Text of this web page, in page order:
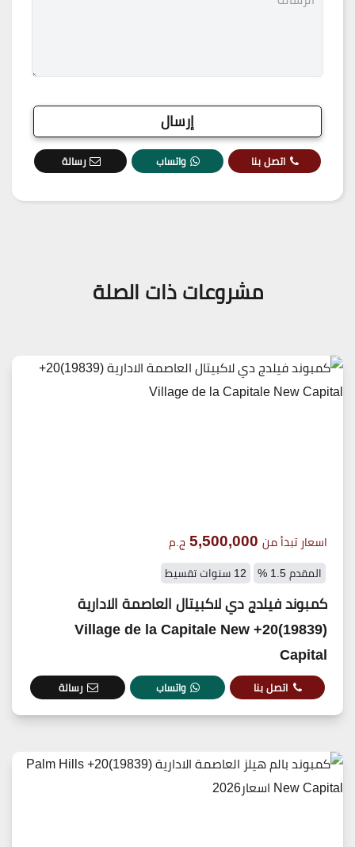
اتصل بنا واتساب رسالة
مشروعات ذات الصلة
اسعار تبدأ من 5,500,000 ج.م
المقدم 1.5 % 12 سنوات تقسيط
كمبوند فيلدج دي لاكبيتال العاصمة الادارية
(19839)20+ Village de la Capitale New
Capital
اتصل بنا واتساب رسالة